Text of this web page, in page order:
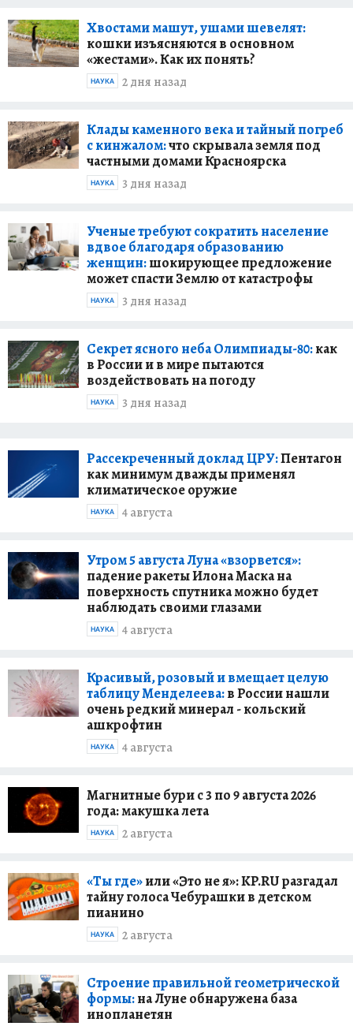
Хвостами машут, ушами шевелят:
кошки изъясняются в основном
«жестами». Как их понять?
2 дня назад
НАУКА
Клады каменного века и тайный погреб
с кинжалом:что скрывала земля под
частными домами Красноярска
3 дня назад
НАУКА
Ученые требуют сократить население
вдвое благодаря образованию
женщин:шокирующее предложение
может спасти Землю от катастрофы
3 дня назад
НАУКА
Секрет ясного неба Олимпиады-80:как
в России и в мире пытаются
воздействовать на погоду
3 дня назад
НАУКА
Рассекреченный доклад ЦРУ:Пентагон
как минимум дважды применял
климатическое оружие
4 августа
НАУКА
Утром 5 августа Луна «взорвется»:
падение ракеты Илона Маска на
поверхность спутника можно будет
наблюдать своими глазами
4 августа
НАУКА
Красивый, розовый и вмещает целую
таблицу Менделеева:в России нашли
очень редкий минерал - кольский
ашкрофтин
4 августа
НАУКА
Магнитные бури с 3 по 9 августа 2026
года: макушка лета
2 августа
НАУКА
«Ты где»или «Это не я»: KP.RU разгадал
тайну голоса Чебурашки в детском
пианино
2 августа
НАУКА
Строение правильной геометрической
формы:на Луне обнаружена база
инопланетян